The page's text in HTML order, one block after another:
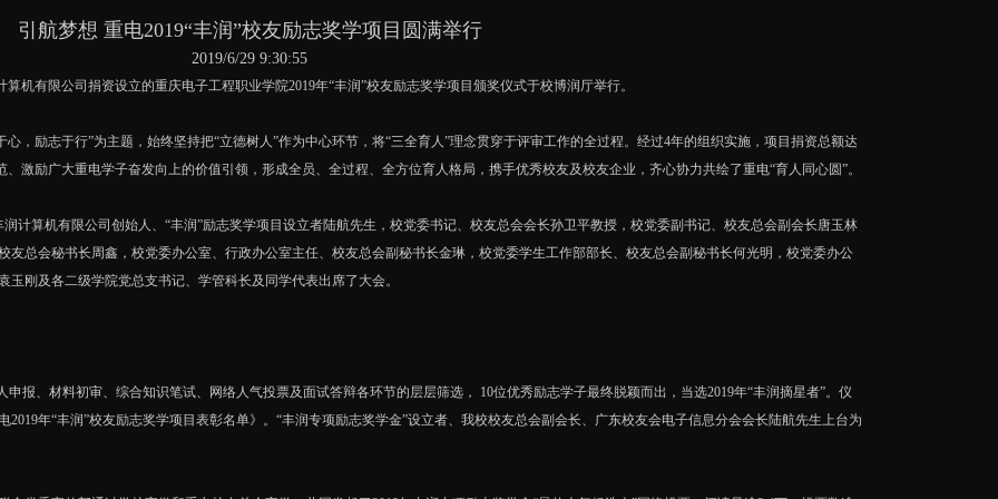
引航梦想 重电2019“丰润”校友励志奖学项目圆满举行
2019/6/29 9:30:55
限公司捐资设立的重庆电子工程职业学院2019年“丰润”校友励志奖学项目颁奖仪式于校博润厅举行。
励志于行”为主题，始终坚持把“立德树人”作为中心环节，将“三全育人”理念贯穿于评审工作的全过程。经过4年的组织实施，项目捐资总额达
激励广大重电学子奋发向上的价值引领，形成全员、全过程、全方位育人格局，携手优秀校友及校友企业，齐心协力共绘了重电“育人同心圆”。
算机有限公司创始人、“丰润”励志奖学项目设立者陆航先生，校党委书记、校友总会会长孙卫平教授，校党委副书记、校友总会副会长唐玉林
总会秘书长周鑫，校党委办公室、行政办公室主任、校友总会副秘书长金琳，校党委学生工作部部长、校友总会副秘书长何光明，校党委办公
刚及各二级学院党总支书记、学管科长及同学代表出席了大会。
报、材料初审、综合知识笔试、网络人气投票及面试答辩各环节的层层筛选， 10位优秀励志学子最终脱颖而出，当选2019年“丰润摘星者”。仪
年“丰润”校友励志奖学项目表彰名单》。“丰润专项励志奖学金”设立者、我校校友总会副会长、广东校友会电子信息分会会长陆航先生上台为